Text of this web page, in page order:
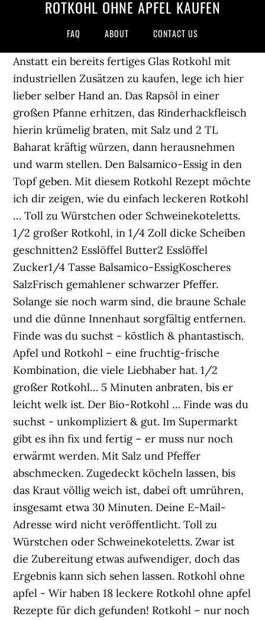
ROTKOHL OHNE APFEL KAUFEN
FAQ ABOUT CONTACT US
Anstatt ein bereits fertiges Glas Rotkohl mit
industriellen Zusätzen zu kaufen, lege ich hier
lieber selber Hand an. Das Rapsöl in einer
großen Pfanne erhitzen, das Rinderhackfleisch
hierin krümelig braten, mit Salz und 2 TL
Baharat kräftig würzen, dann herausnehmen
und warm stellen. Den Balsamico-Essig in den
Topf geben. Mit diesem Rotkohl Rezept möchte
ich dir zeigen, wie du einfach leckeren Rotkohl
… Toll zu Würstchen oder Schweinekoteletts.
1/2 großer Rotkohl, in 1/4 Zoll dicke Scheiben
geschnitten2 Esslöffel Butter2 Esslöffel
Zucker1/4 Tasse Balsamico-EssigKoscheres
SalzFrisch gemahlener schwarzer Pfeffer.
Solange sie noch warm sind, die braune Schale
und die dünne Innenhaut sorgfältig entfernen.
Finde was du suchst - köstlich & phantastisch.
Apfel und Rotkohl – eine fruchtig-frische
Kombination, die viele Liebhaber hat. 1/2
großer Rotkohl… 5 Minuten anbraten, bis er
leicht welk ist. Der Bio-Rotkohl … Finde was du
suchst - unkompliziert & gut. Im Supermarkt
gibt es ihn fix und fertig – er muss nur noch
erwärmt werden. Mit Salz und Pfeffer
abschmecken. Zugedeckt köcheln lassen, bis
das Kraut völlig weich ist, dabei oft umrühren,
insgesamt etwa 30 Minuten. Deine E-Mail-
Adresse wird nicht veröffentlicht. Toll zu
Würstchen oder Schweinekoteletts. Zwar ist
die Zubereitung etwas aufwendiger, doch das
Ergebnis kann sich sehen lassen. Rotkohl ohne
apfel - Wir haben 18 leckere Rotkohl ohne apfel
Rezepte für dich gefunden! Rotkohl – nur noch